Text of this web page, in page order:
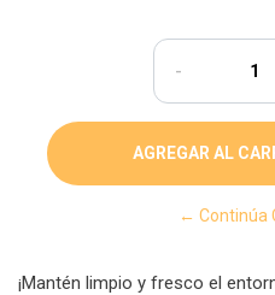
-
← Continúa
¡Mantén limpio y fresco el